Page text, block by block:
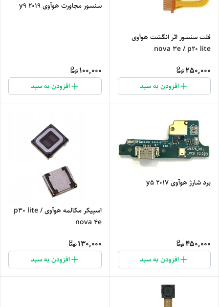
فلت سنسور اثر انگشت هوآوی
nova 3e / p20 lite
250,000
افزودن به سبد
سنسور مجاورت هوآوی y9 2019
100,000
افزودن به سبد
برد شارژ هوآوی y5 2017
450,000
افزودن به سبد
اسپیکر مکالمه هوآوی p30 lite /
nova 4e
130,000
افزودن به سبد